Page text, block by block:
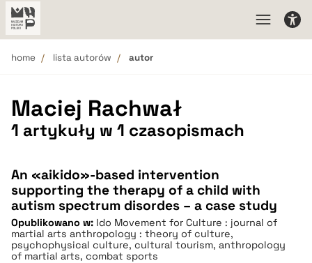
home lista autorów autor
Maciej Rachwał
1 artykuły w 1 czasopismach
An «aikido»-based intervention
supporting the therapy of a child with
autism spectrum disordes – a case study
Opublikowano w: Ido Movement for Culture : journal of
martial arts anthropology : theory of culture,
psychophysical culture, cultural tourism, anthropology
of martial arts, combat sports